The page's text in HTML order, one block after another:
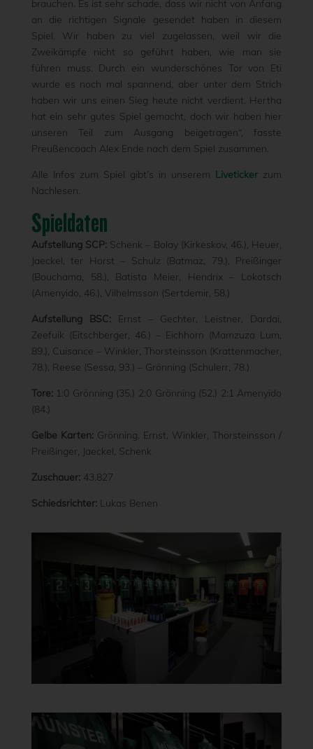
brauchen. Es ist sehr schade, dass wir nicht von Anfang
an die richtigen Signale gesendet haben in diesem
Spiel. Wir haben zu viel zugelassen, weil wir die
Zweikämpfe nicht so geführt haben, wie man sie
führen muss. Durch ein wunderschönes Tor von Eti
wurde es noch mal spannend, aber unter dem Strich
haben wir uns einen Sieg heute nicht verdient. Hertha
hat ein sehr gutes Spiel gemacht, doch wir haben hier
unseren Teil zum Ausgang beigetragen“, fasste
Preußencoach Alex Ende nach dem Spiel zusammen.
Alle Infos zum Spiel gibt’s in unserem Liveticker zum
Nachlesen.
Spieldaten
Aufstellung SCP: Schenk – Bolay (Kirkeskov, 46.), Heuer,
Jaeckel, ter Horst – Schulz (Batmaz, 79.), Preißinger
(Bouchama, 58.), Batista Meier, Hendrix – Lokotsch
(Amenyido, 46.), Vilhelmsson (Sertdemir, 58.)
Aufstellung BSC:Ernst – Gechter, Leistner, Dardai,
Zeefuik (Eitschberger, 46.) – Eichhorn (Mamzuza Lum,
89.), Cuisance – Winkler, Thorsteinsson (Krattenmacher,
78.), Reese (Sessa, 93.) – Grönning (Schulerr, 78.)
Tore:1:0 Grönning (35.) 2:0 Grönning (52.) 2:1 Amenyido
(84.)
Gelbe Karten:Grönning, Ernst, Winkler, Thorsteinsson /
Preißinger, Jaeckel, Schenk
Zuschauer:43.827
Schiedsrichter:Lukas Benen